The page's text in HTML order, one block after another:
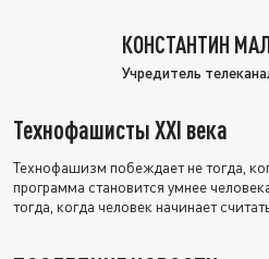
КОНСТАНТИН
Учредитель
Технофашисты XXI века
Технофашизм побеждает не тогда,
программа становится умнее
тогда, когда человек начинает